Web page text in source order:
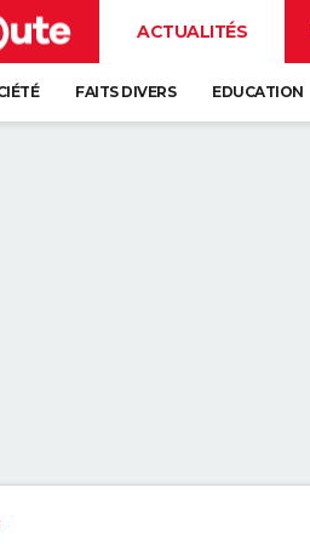
ACTUALITÉS
FAITS DIVERS EDUCATION